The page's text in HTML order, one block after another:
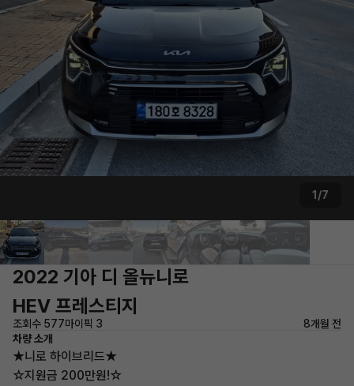
1/7
2022 기아 디 올뉴니로
HEV 프레스티지
조회수 577마이픽 3
8개월 전
차량 소개
★니로 하이브리드★
☆지원금 200만원!☆